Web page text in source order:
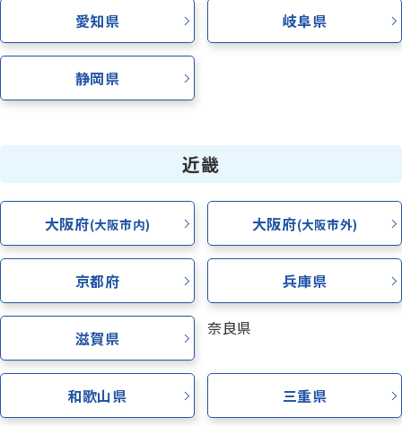
愛知県 岐阜県
静岡県
近畿
大阪府(大阪市内) 大阪府(大阪市外)
京都府 兵庫県
滋賀県 奈良県
和歌山県 三重県